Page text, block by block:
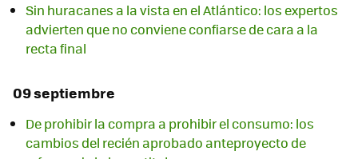
Sin huracanes a la vista en el Atlántico: los expertos
advierten que no conviene confiarse de cara a la
recta final
09 septiembre
De prohibir la compra a prohibir el consumo: los
cambios del recién aprobado anteproyecto de